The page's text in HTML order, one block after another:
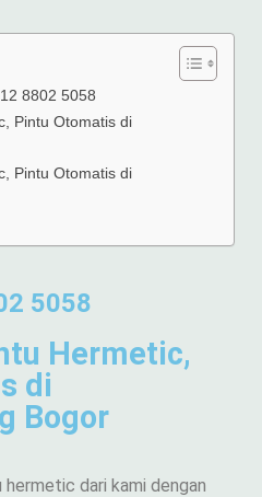
8802 5058
Pintu Otomatis di
Pintu Otomatis di
5058
Hermetic,
di
Bogor
dari kami dengan